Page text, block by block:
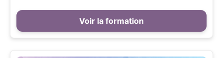
Voir la formation